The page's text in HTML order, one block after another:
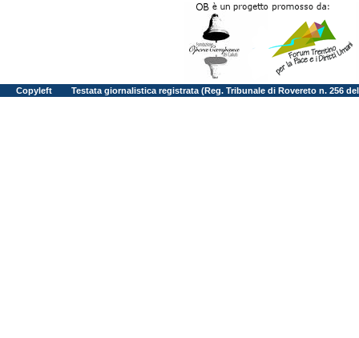
Copyleft Testata giornalistica registrata (Reg. Tribunale di Rovereto n. 256